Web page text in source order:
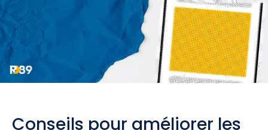
Conseils pour améliorer les